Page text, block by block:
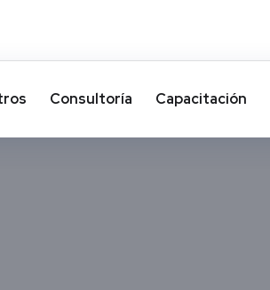
Consultoría Capacitación